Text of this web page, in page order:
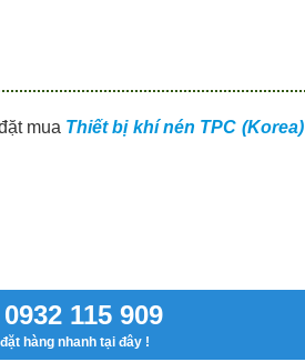
mua Thiết bị khí nén TPC (Korea)
115 909
hàng nhanh tại đây !